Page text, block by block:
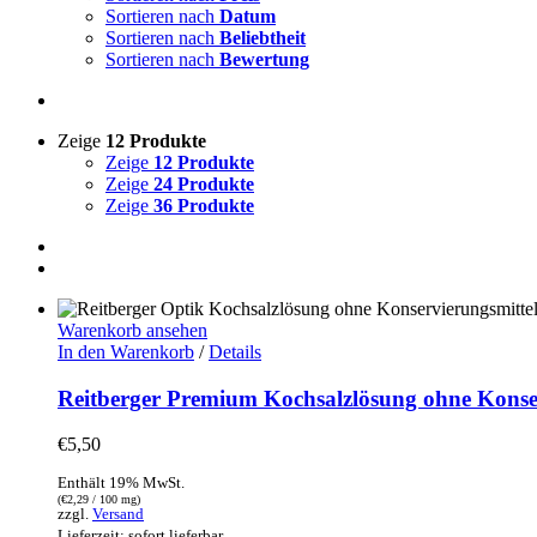
Sortieren nach Datum
Sortieren nach Beliebtheit
Sortieren nach Bewertung
Zeige 12 Produkte
Zeige 12 Produkte
Zeige 24 Produkte
Zeige 36 Produkte
Warenkorb ansehen
In den Warenkorb / Details
Reitberger Premium Kochsalzlösung ohne
€5,50
Enthält 19% MwSt.
(€2,29 / 100 mg)
zzgl. Versand